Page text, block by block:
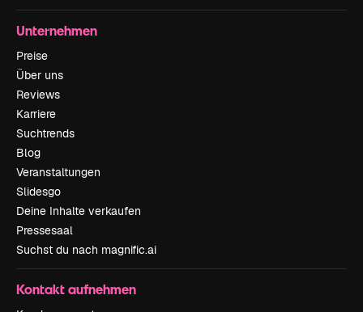
Unternehmen
Preise
Über uns
Reviews
Karriere
Suchtrends
Blog
Veranstaltungen
Slidesgo
Deine Inhalte verkaufen
Pressesaal
Suchst du nach magnific.ai
Kontakt aufnehmen